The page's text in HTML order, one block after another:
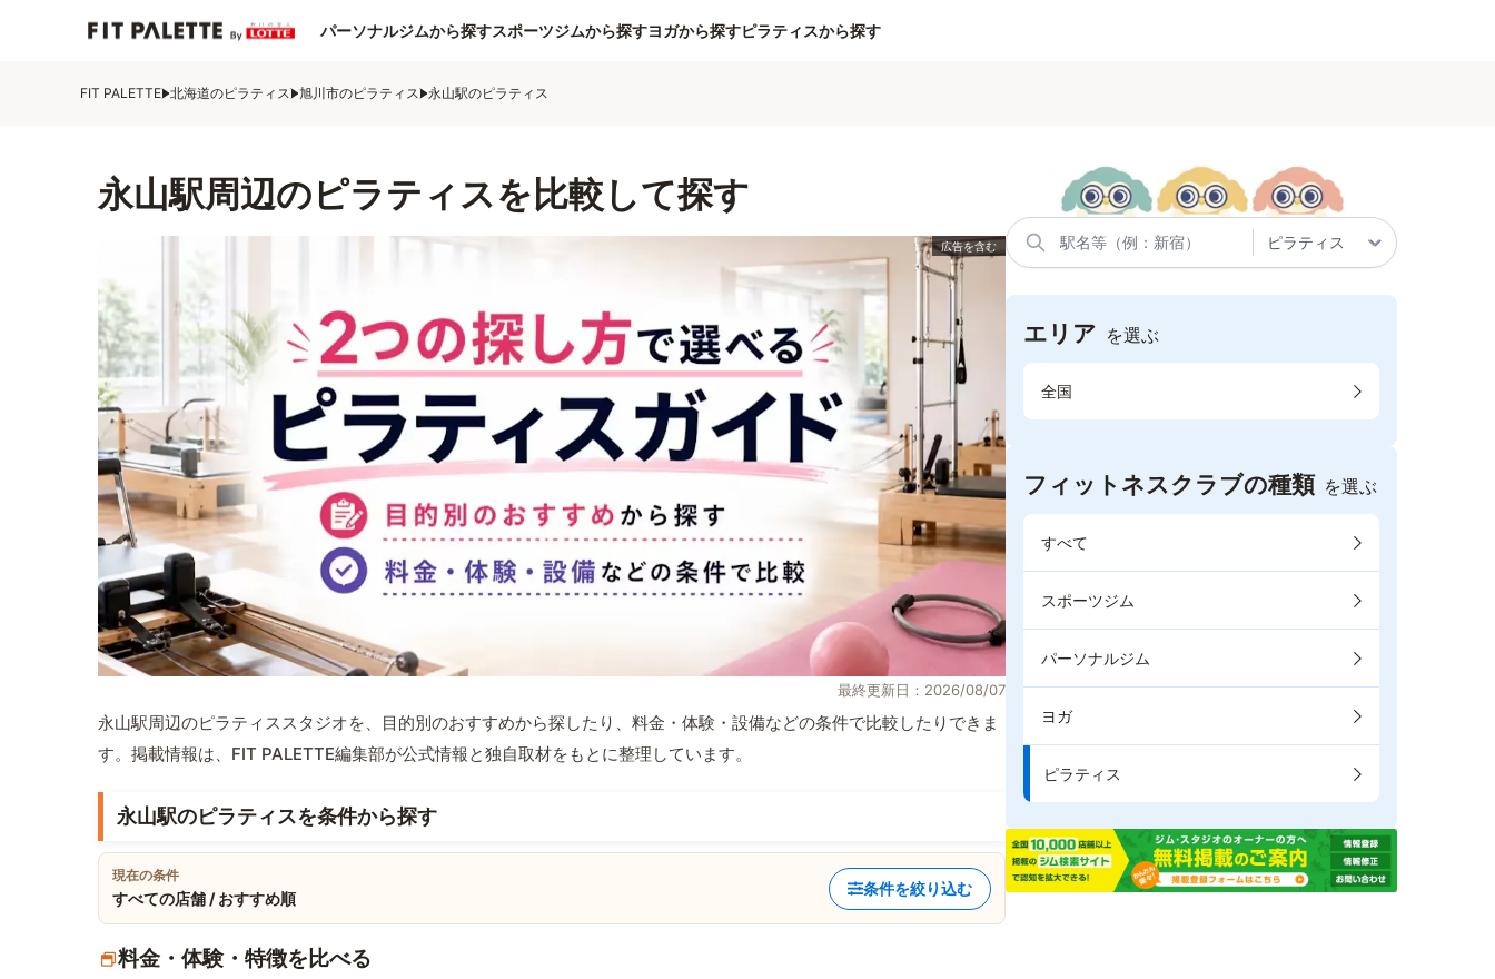
パーソナルジムから探すスポーツジムから探すヨガから探すピラティスから探す
FIT PALETTE 北海道のピラティス 旭川市のピラティス 永山駅のピラティス
永山駅周辺のピラティスを比較して探す
最終更新日：2026/08/07
永山駅周辺のピラティススタジオを、目的別のおすすめから探したり、料金・体験・設備などの条件で比較したりできま
す。掲載情報は、FIT PALETTE編集部が公式情報と独自取材をもとに整理しています。
永山駅のピラティスを条件から探す
現在の条件
すべての店舗 / おすすめ順
条件を絞り込む
料金・体験・特徴を比べる
エリア を選ぶ
全国
フィットネスクラブの種類 を選ぶ
すべて
スポーツジム
パーソナルジム
ヨガ
ピラティス